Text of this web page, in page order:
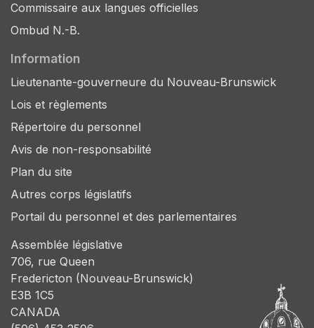
Commissaire aux langues officielles
Ombud N.-B.
Information
Lieutenante-gouverneure du Nouveau-Brunswick
Lois et règlements
Répertoire du personnel
Avis de non-responsabilité
Plan du site
Autres corps législatifs
Portail du personnel et des parlementaires
Assemblée législative
706, rue Queen
Fredericton (Nouveau-Brunswick)
E3B 1C5
CANADA